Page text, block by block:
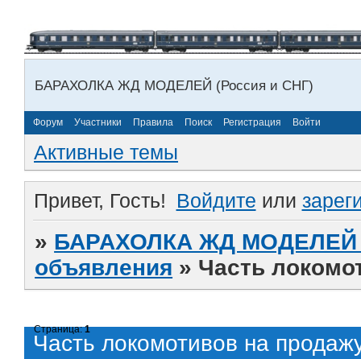
БАРАХОЛКА ЖД МОДЕЛЕЙ (Россия и СНГ)
Форум Участники Правила Поиск Регистрация Войти
Активные темы
Привет, Гость! Войдите или
» БАРАХОЛКА ЖД МОДЕЛЕЙ
объявления » Часть
Часть локомотивов на
Страница:1